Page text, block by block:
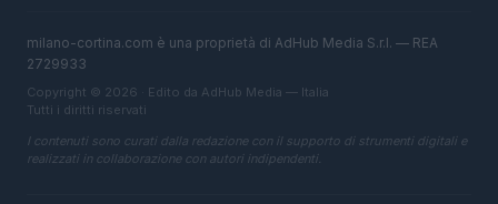
milano-cortina.com è una proprietà di AdHub Media S.r.l. — REA
2729933
Copyright © 2026 · Edito da AdHub Media — Italia
Tutti i diritti riservati
I contenuti sono curati dalla redazione con il supporto di strumenti digitali e
realizzati in collaborazione con autori indipendenti.